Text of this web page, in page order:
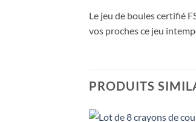
Le jeu de boules certifié
vos proches ce jeu
PRODUITS